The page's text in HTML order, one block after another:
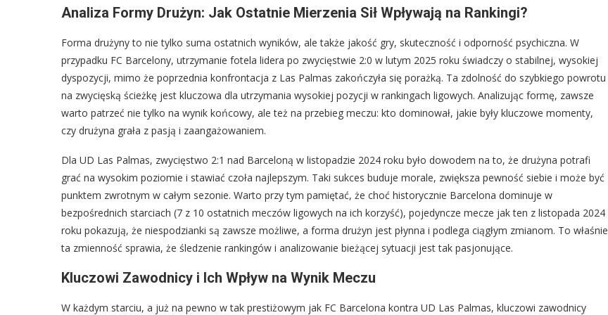
Analiza Formy Drużyn: Jak Ostatnie Mierzenia Sił Wpływają na Rankingi?
Forma drużyny to nie tylko suma ostatnich wyników, ale także jakość gry, skuteczność i odporność psychiczna. W
przypadku FC Barcelony, utrzymanie fotela lidera po zwycięstwie 2:0 w lutym 2025 roku świadczy o stabilnej, wysokiej
dyspozycji, mimo że poprzednia konfrontacja z Las Palmas zakończyła się porażką. Ta zdolność do szybkiego powrotu
na zwycięską ścieżkę jest kluczowa dla utrzymania wysokiej pozycji w rankingach ligowych. Analizując formę, zawsze
warto patrzeć nie tylko na wynik końcowy, ale też na przebieg meczu: kto dominował, jakie były kluczowe momenty,
czy drużyna grała z pasją i zaangażowaniem.
Dla UD Las Palmas, zwycięstwo 2:1 nad Barceloną w listopadzie 2024 roku było dowodem na to, że drużyna potrafi
grać na wysokim poziomie i stawiać czoła najlepszym. Taki sukces buduje morale, zwiększa pewność siebie i może być
punktem zwrotnym w całym sezonie. Warto przy tym pamiętać, że choć historycznie Barcelona dominuje w
bezpośrednich starciach (7 z 10 ostatnich meczów ligowych na ich korzyść), pojedyncze mecze jak ten z listopada 2024
roku pokazują, że niespodzianki są zawsze możliwe, a forma drużyn jest płynna i podlega ciągłym zmianom. To właśnie
ta zmienność sprawia, że śledzenie rankingów i analizowanie bieżącej sytuacji jest tak pasjonujące.
Kluczowi Zawodnicy i Ich Wpływ na Wynik Meczu
W każdym starciu, a już na pewno w tak prestiżowym jak FC Barcelona kontra UD Las Palmas, kluczowi zawodnicy